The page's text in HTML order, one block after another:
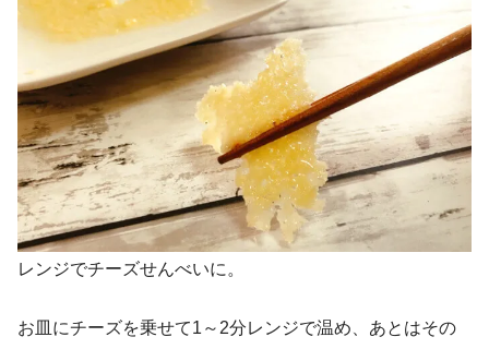
レンジでチーズせんべいに。
お皿にチーズを乗せて1～2分レンジで温め、あとはその